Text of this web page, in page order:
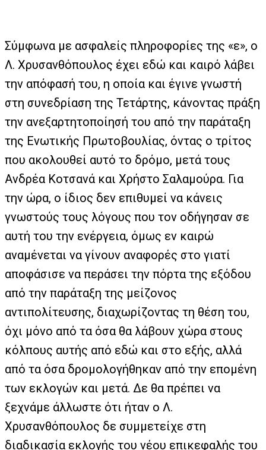
Σύμφωνα με ασφαλείς πληροφορίες της «ε», ο
Λ. Χρυσανθόπουλος έχει εδώ και καιρό λάβει
την απόφασή του, η οποία και έγινε γνωστή
στη συνεδρίαση της Τετάρτης, κάνοντας πράξη
την ανεξαρτητοποίησή του από την παράταξη
της Ενωτικής Πρωτοβουλίας, όντας ο τρίτος
που ακολουθεί αυτό το δρόμο, μετά τους
Ανδρέα Κοτσανά και Χρήστο Σαλαμούρα. Για
την ώρα, ο ίδιος δεν επιθυμεί να κάνεις
γνωστούς τους λόγους που τον οδήγησαν σε
αυτή του την ενέργεια, όμως εν καιρώ
αναμένεται να γίνουν αναφορές στο γιατί
αποφάσισε να περάσει την πόρτα της εξόδου
από την παράταξη της μείζονος
αντιπολίτευσης, διαχωρίζοντας τη θέση του,
όχι μόνο από τα όσα θα λάβουν χώρα στους
κόλπους αυτής από εδώ και στο εξής, αλλά
από τα όσα δρομολογήθηκαν από την επομένη
των εκλογών και μετά. Δε θα πρέπει να
ξεχνάμε άλλωστε ότι ήταν ο Λ.
Χρυσανθόπουλος δε συμμετείχε στη
διαδικασία εκλογής του νέου επικεφαλής του